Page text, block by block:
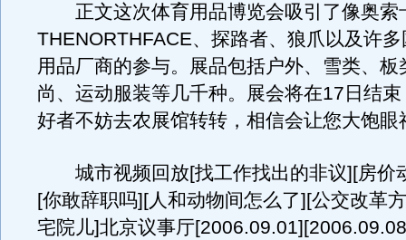
正文这次体育用品博览会吸引了像奥索
THENORTHFACE、探路者、狼爪以及许
用品厂商的参与。展品包括户外、雪类、板
尚、运动服装等几千种。展会将在17日结
好者不妨去农展馆转转，相信会让您大饱眼
城市视频回放[找工作找出的非议][房价
[你敢辞职吗][人和动物间怎么了][公交改革
宅院儿]北京议事厅